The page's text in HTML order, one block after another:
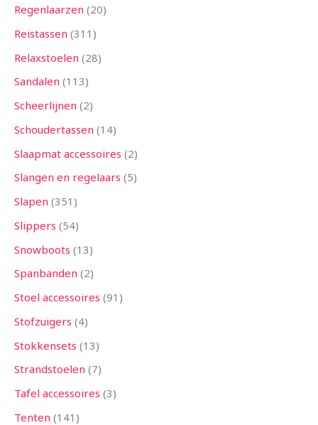
Regenlaarzen 20
Reistassen 311
Relaxstoelen 28
Sandalen 113
Scheerlijnen 2
Schoudertassen 14
Slaapmat accessoires 2
Slangen en regelaars 5
Slapen 351
Slippers 54
Snowboots 13
Spanbanden 2
Stoel accessoires 91
Stofzuigers 4
Stokkensets 13
Strandstoelen 7
Tafel accessoires 3
Tenten 141